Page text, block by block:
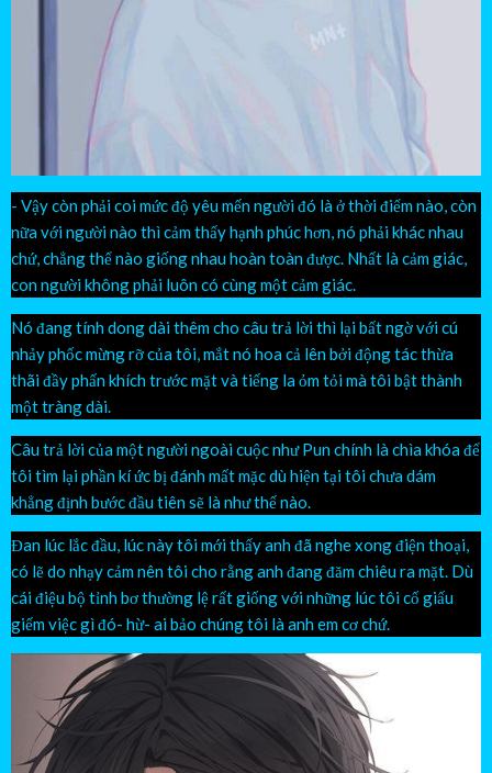
- Vậy còn phải coi mức độ yêu mến người đó là ở thời điểm nào, còn
nữa với người nào thì cảm thấy hạnh phúc hơn, nó phải khác nhau
chứ, chẳng thể nào giống nhau hoàn toàn được. Nhất là cảm giác,
con người không phải luôn có cùng một cảm giác.
Nó đang tính dong dài thêm cho câu trả lời thì lại bất ngờ với cú
nhảy phốc mừng rỡ của tôi, mắt nó hoa cả lên bởi động tác thừa
thãi đầy phấn khích trước mặt và tiếng la ỏm tỏi mà tôi bật thành
một tràng dài.
Câu trả lời của một người ngoài cuộc như Pun chính là chìa khóa để
tôi tìm lại phần kí ức bị đánh mất mặc dù hiện tại tôi chưa dám
khẳng định bước đầu tiên sẽ là như thế nào.
Đan lúc lắc đầu, lúc này tôi mới thấy anh đã nghe xong điện thoại,
có lẽ do nhạy cảm nên tôi cho rằng anh đang đăm chiêu ra mặt. Dù
cái điệu bộ tỉnh bơ thường lệ rất giống với những lúc tôi cố giấu
giếm việc gì đó- hừ- ai bảo chúng tôi là anh em cơ chứ.